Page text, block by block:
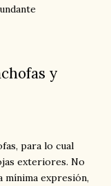
y
para lo cual
exteriores. No
mínima expresión,